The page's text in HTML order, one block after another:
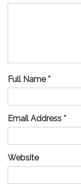
Full Name *
Email Address *
Website